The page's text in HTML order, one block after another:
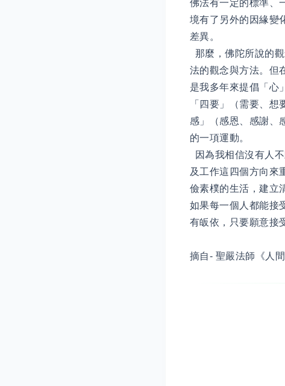
佛法有一定的標準、
境有了另外的因緣變
差異。
那麼，佛陀所說的
法的觀念與方法。但
是我多年來提倡「心
「四要」（需要、
感」（感恩、感謝、
的一項運動。
因為我相信沒有人
及工作這四個方向來
儉素樸的生活，建立
如果每一個人都能接
有皈依，只要願意接
摘自- 聖嚴法師《人間